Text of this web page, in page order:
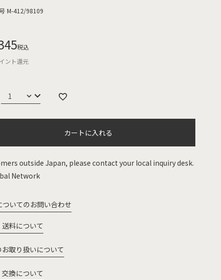
M-412/98109
税込
ント還元
カートに入れる
outside Japan, please contact your local inquiry desk.
Network
ついてのお問い合わせ
料について
お取り扱いについて
換について